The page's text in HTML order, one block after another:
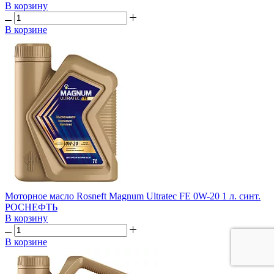
В корзину
В корзине
Моторное масло Rosneft Magnum Ultratec FE 0W-20 1 л. синт.
РОСНЕФТЬ
В корзину
В корзине